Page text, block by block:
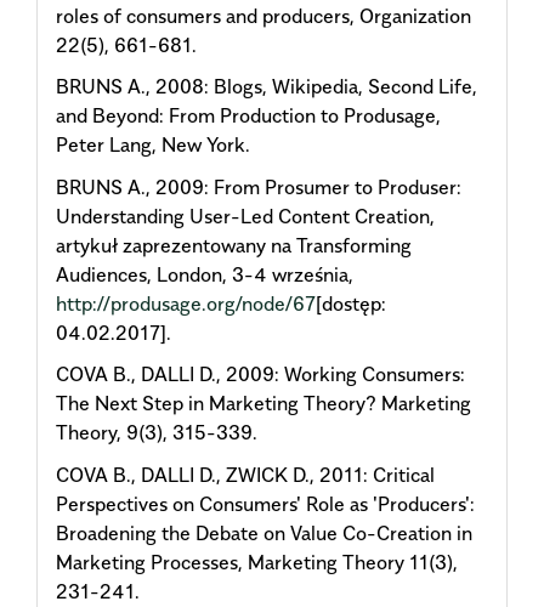
roles of consumers and producers, Organization
22(5), 661-681.
BRUNS A., 2008: Blogs, Wikipedia, Second Life,
and Beyond: From Production to Produsage,
Peter Lang, New York.
BRUNS A., 2009: From Prosumer to Produser:
Understanding User-Led Content Creation,
artykuł zaprezentowany na Transforming
Audiences, London, 3-4 września,
http://produsage.org/node/67[dostęp:
04.02.2017].
COVA B., DALLI D., 2009: Working Consumers:
The Next Step in Marketing Theory? Marketing
Theory, 9(3), 315-339.
COVA B., DALLI D., ZWICK D., 2011: Critical
Perspectives on Consumers' Role as 'Producers':
Broadening the Debate on Value Co-Creation in
Marketing Processes, Marketing Theory 11(3),
231-241.